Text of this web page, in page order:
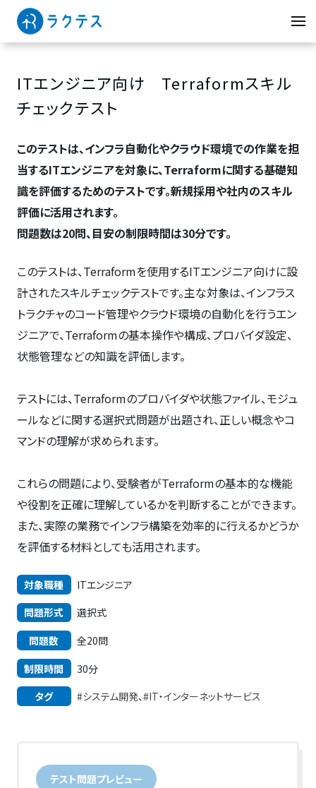
ITエンジニア向け Terraformスキル
チェックテスト
このテストは、インフラ自動化やクラウド環境での作業を担
当するITエンジニアを対象に、Terraformに関する基礎知
識を評価するためのテストです。新規採用や社内のスキル
評価に活用されます。
問題数は20問、目安の制限時間は30分です。
このテストは、Terraformを使用するITエンジニア向けに設
計されたスキルチェックテストです。主な対象は、インフラス
トラクチャのコード管理やクラウド環境の自動化を行うエン
ジニアで、Terraformの基本操作や構成、プロバイダ設定、
状態管理などの知識を評価します。
テストには、Terraformのプロバイダや状態ファイル、モジュ
ールなどに関する選択式問題が出題され、正しい概念やコ
マンドの理解が求められます。
これらの問題により、受験者がTerraformの基本的な機能
や役割を正確に理解しているかを判断することができます。
また、実際の業務でインフラ構築を効率的に行えるかどうか
を評価する材料としても活用されます。
対象職種
ITエンジニア
問題形式
選択式
問題数
全20問
制限時間
30分
タグ
#システム開発、#IT・インターネットサービス
テスト問題プレビュー